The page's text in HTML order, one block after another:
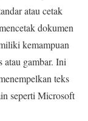
atau cetak
dokumen
kemampuan
gambar. Ini
teks
seperti Microsoft